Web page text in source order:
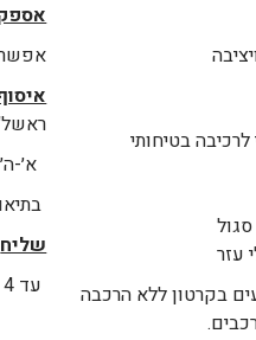
בטיחותי
בקרטון ללא הרכבה
א׳-ה׳ 9:30-20:30 ו׳ 9:00-15:00
שליח
עד 4 ימי עסקים – לכל מקום ברחבי הארץ.